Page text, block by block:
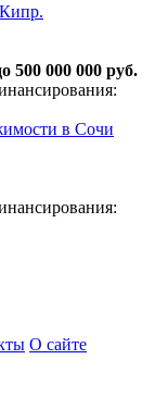
500 000 000 руб.
в Сочи
О сайте